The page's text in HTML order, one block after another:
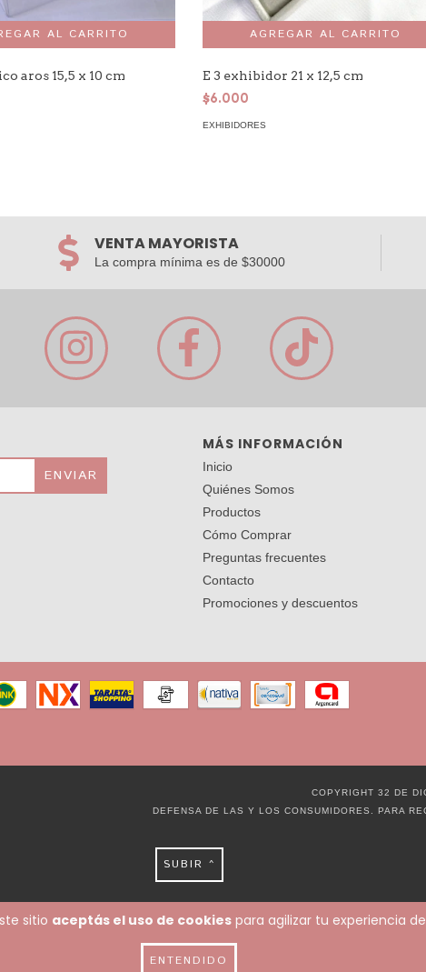
sitio aceptás el uso de cookiespara agilizar tu experiencia
ENTENDIDO
aros 15,5 x 10 cm
E 3 exhibidor 21 x 12,5 cm
$6.000
EXHIBIDORES
VENTA MAYORISTA
La compra mínima es de $30000
MÁS INFORMACIÓN
Inicio
Quiénes Somos
Productos
Cómo Comprar
Preguntas frecuentes
Contacto
Promociones y descuentos
COPYRIGHT 32 DE
DEFENSA DE LAS Y LOS CONSUMIDORES. PARA
SUBIR ^